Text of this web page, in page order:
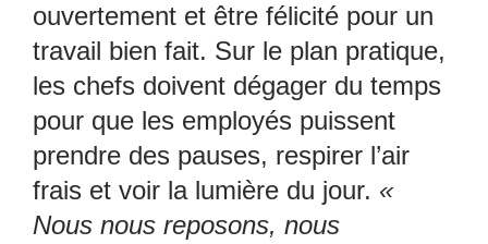
ouvertement et être félicité pour un
travail bien fait. Sur le plan pratique,
les chefs doivent dégager du temps
pour que les employés puissent
prendre des pauses, respirer l’air
frais et voir la lumière du jour. «
Nous nous reposons, nous